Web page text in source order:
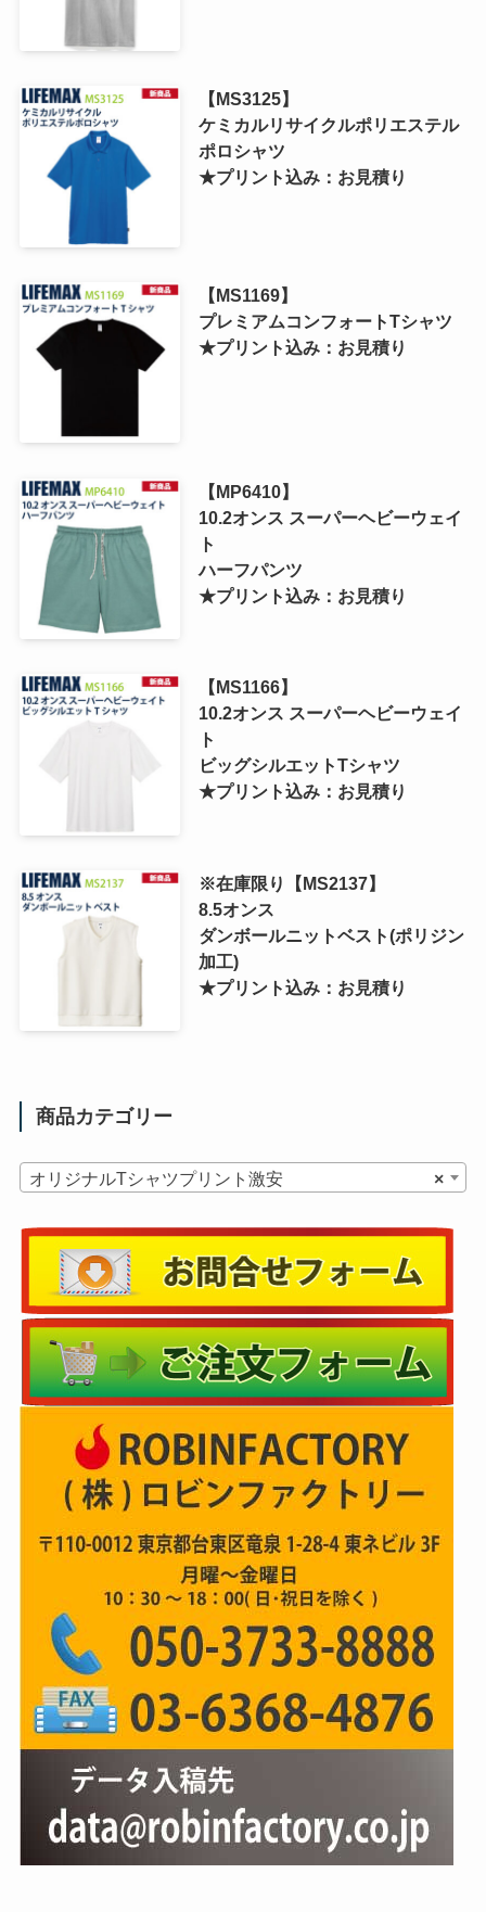
【MS3125】
ケミカルリサイクルポリエステル
ポロシャツ
★プリント込み：お見積り
【MS1169】
プレミアムコンフォートTシャツ
★プリント込み：お見積り
【MP6410】
10.2オンス スーパーヘビーウェイ
ト
ハーフパンツ
★プリント込み：お見積り
【MS1166】
10.2オンス スーパーヘビーウェイ
ト
ビッグシルエットTシャツ
★プリント込み：お見積り
※在庫限り【MS2137】
8.5オンス
ダンボールニットベスト(ポリジン
加工)
★プリント込み：お見積り
商品カテゴリー
×
オリジナルTシャツプリント激安